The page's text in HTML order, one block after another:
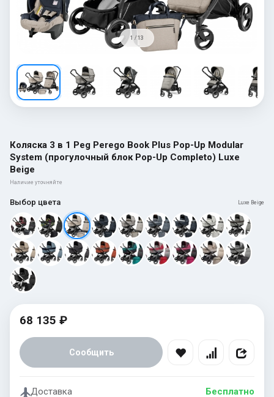
1 / 13
Коляска 3 в 1 Peg Perego Book Plus Pop-Up Modular
System (прогулочный блок Pop-Up Completo) Luxe
Beige
Наличие уточняйте
Выбор цвета Luxe Beige
68 135 ₽
Сообщить
Доставка Бесплатно